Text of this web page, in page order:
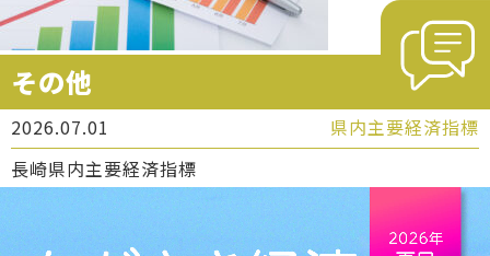
その他
2026.07.01
県内主要経済指標
長崎県内主要経済指標